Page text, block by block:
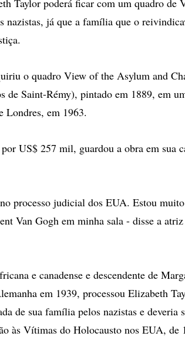
Taylor poderá ficar com um quadro de
nazistas, já que a família que o
o quadro View of the Asylum and
de Saint-Rémy), pintado em 1889, em
Londres, em 1963.
US$ 257 mil, guardou a obra em sua
processo judicial dos EUA. Estou
Van Gogh em minha sala - disse a
e canadense e descendente de
em 1939, processou Elizabeth
de sua família pelos nazistas e deveria
às Vítimas do Holocausto nos EUA, de